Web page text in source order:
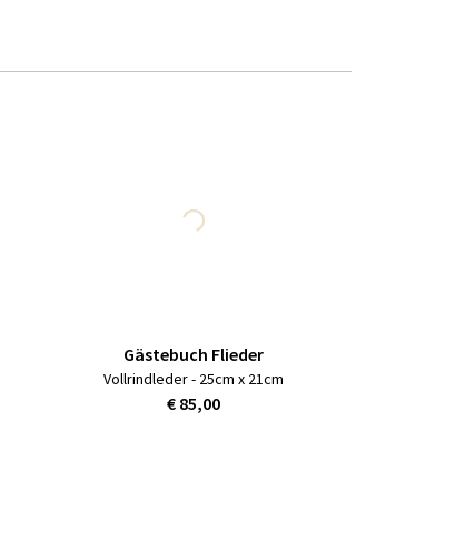
Gästebuch Flieder
Vollrindleder - 25cm x 21cm
€ 85,00